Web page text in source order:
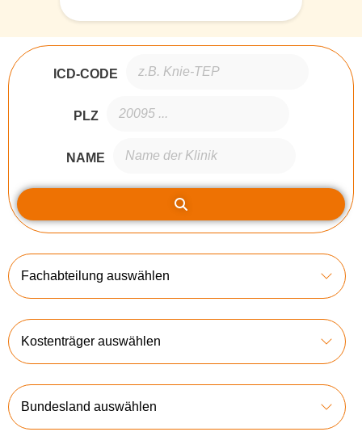
ICD-CODE
PLZ
NAME
Fachabteilung auswählen
Kostenträger auswählen
Bundesland auswählen